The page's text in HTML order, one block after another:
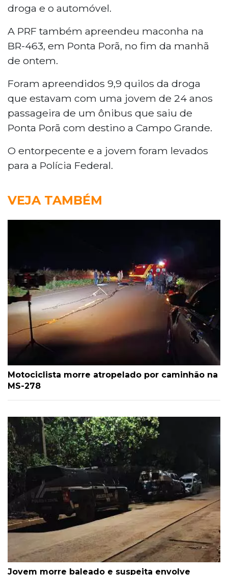
droga e o automóvel.
A PRF também apreendeu maconha na
BR-463, em Ponta Porã, no fim da manhã
de ontem.
Foram apreendidos 9,9 quilos da droga
que estavam com uma jovem de 24 anos
passageira de um ônibus que saiu de
Ponta Porã com destino a Campo Grande.
O entorpecente e a jovem foram levados
para a Polícia Federal.
VEJA TAMBÉM
Motociclista morre atropelado por caminhão na
MS-278
Jovem morre baleado e suspeita envolve